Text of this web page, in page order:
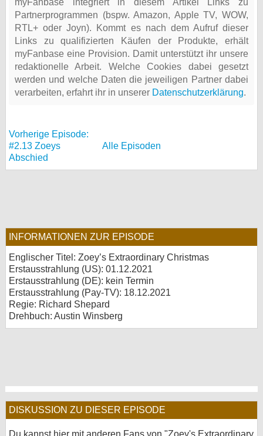
myFanbase integriert in diesem Artikel Links zu
Partnerprogrammen (bspw. Amazon, Apple TV, WOW,
RTL+ oder Joyn). Kommt es nach dem Aufruf dieser
Links zu qualifizierten Käufen der Produkte, erhält
myFanbase eine Provision. Damit unterstützt ihr unsere
redaktionelle Arbeit. Welche Cookies dabei gesetzt
werden und welche Daten die jeweiligen Partner dabei
verarbeiten, erfahrt ihr in unserer Datenschutzerklärung.
Vorherige Episode:
#2.13 Zoeys
Abschied
Alle Episoden
INFORMATIONEN ZUR EPISODE
Englischer Titel: Zoey’s Extraordinary Christmas
Erstausstrahlung (US): 01.12.2021
Erstausstrahlung (DE): kein Termin
Erstausstrahlung (Pay-TV): 18.12.2021
Regie: Richard Shepard
Drehbuch: Austin Winsberg
DISKUSSION ZU DIESER EPISODE
Du kannst hier mit anderen Fans von "Zoey's Extraordinary